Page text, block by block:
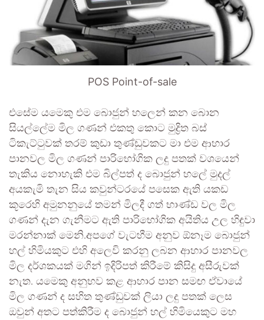
POS Point-of-sale
එසේම යමෙකු එම බොජුන් හලෙන් කන බොන
සියල්ලේම මිල ගණන් එකතු කොට මුද්‍රිත බස්
ටිකැට්ටුවක් තරම් කුඩා තුණ්ඩුවකට මා එම ආහාර
පානවල මිල ගණන් පාරිභෝගික ලදු පතක් වශයෙන්
තැකිය නොහැකි එම බිල්පත් ද බොජුන් හලේ මුදල්
අයකැමි තැන සිය කවුන්ටරයේ පසෙක ඇති යකඩ
කූරෙහි අමුනනුයේ තමන් මිලදී ගත් භාණ්ඩ වල මිල
ගණන් දැන ගැනීමට ඇති පාරිභෝගික අයිතිය උල හිඳුවා
මරන්නාක් මෙනි.අපගේ වැටහීම අනුව ඕනෑම බොජුන්
හල් හිමියකුට එහි අලෙවි කරනු ලබන ආහාර පානවල
මිල දර්ශකයක් මගින් ඉදිරිපත් කිරීමේ කිසිදු අසීරුවක්
නැත. යමෙකු අනුභව කළ ආහාර පාන සමඟ ඒවායේ
මිල ගණන් ද සහිත තුණ්ඩුවක් ලියා ලදු පතක් ලෙස
ඔවුන් අතට පත්කිරීම ද බොජුන් හල් හිමියෙකුට මහ